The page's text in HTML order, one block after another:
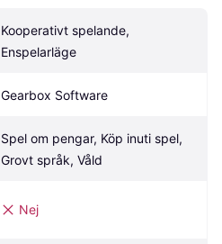
Kooperativt spelande,
Enspelarläge
Gearbox Software
Spel om pengar, Köp inuti spel,
Grovt språk, Våld
Nej